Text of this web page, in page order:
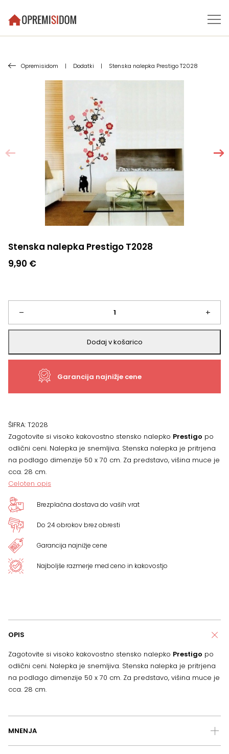
Opremisidom | Dodatki | Stenska nalepka Prestigo T2028
Stenska nalepka Prestigo T2028
9,90 €
–
Stenska
nalepka
Prestigo
+
Dodaj v košarico
Garancija najnižje cene
ŠIFRA: T2028
Zagotovite si visoko kakovostno stensko nalepko Prestigo po
odlični ceni. Nalepka je snemljiva. Stenska nalepka je pritrjena
na podlago dimenzije 50 x 70 cm. Za predstavo, višina muce je
cca. 28 cm.
Celoten opis
Brezplačna dostava do vaših vrat
Do 24 obrokov brez obresti
Garancija najnižje cene
Najboljše razmerje med ceno in kakovostjo
OPIS
Zagotovite si visoko kakovostno stensko nalepko Prestigo po
odlični ceni. Nalepka je snemljiva. Stenska nalepka je pritrjena
na podlago dimenzije 50 x 70 cm. Za predstavo, višina muce je
cca. 28 cm.
MNENJA